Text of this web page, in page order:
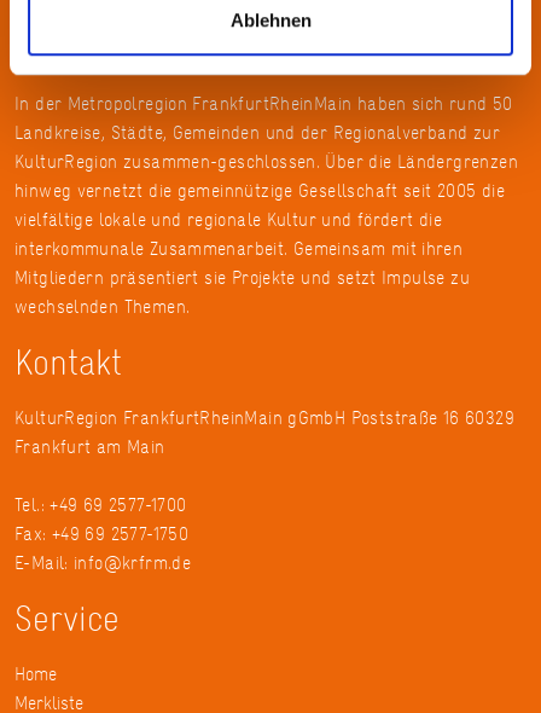
Ablehnen
Über uns
In der Metropolregion FrankfurtRheinMain haben sich rund 50
Landkreise, Städte, Gemeinden und der Regionalverband zur
KulturRegion zusammen-geschlossen. Über die Ländergrenzen
hinweg vernetzt die gemeinnützige Gesellschaft seit 2005 die
vielfältige lokale und regionale Kultur und fördert die
interkommunale Zusammenarbeit. Gemeinsam mit ihren
Mitgliedern präsentiert sie Projekte und setzt Impulse zu
wechselnden Themen.
Kontakt
KulturRegion FrankfurtRheinMain gGmbH Poststraße 16 60329
Frankfurt am Main
Tel.: +49 69 2577-1700
Fax: +49 69 2577-1750
E-Mail: info@krfrm.de
Service
Home
Merkliste